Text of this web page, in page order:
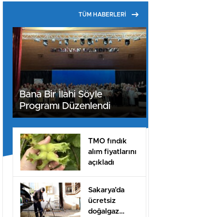
TÜM HABERLERİ
Bana Bir İlahi Söyle
Programı Düzenlendi
TMO fındık
alım fiyatlarını
açıkladı
Sakarya’da
ücretsiz
doğalgaz